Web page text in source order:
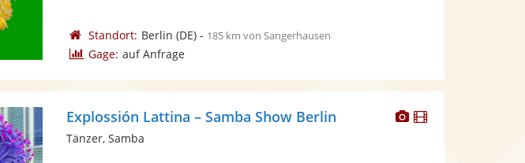
Standort: Berlin (DE)- 185 km von Sangerhausen
Gage: auf Anfrage
DieserDieser
Explossión Lattina – Samba Show Berlin
Tänzer, Samba